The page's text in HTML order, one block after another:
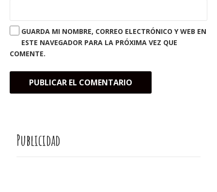
GUARDA MI NOMBRE, CORREO ELECTRÓNICO Y WEB EN
ESTE NAVEGADOR PARA LA PRÓXIMA VEZ QUE
COMENTE.
Publicidad